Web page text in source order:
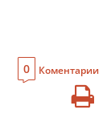
0 Коментарии